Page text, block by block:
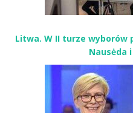
Litwa. W II turze wyborów
Nausėda